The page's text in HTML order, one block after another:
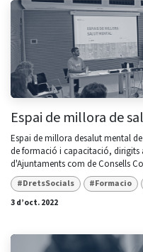
Espai de millora de
Espai de millora desalut mental
de formació i capacitació, dirigits
d'Ajuntaments com de Consells
#DretsSocials #Formacio
3 d’oct. 2022